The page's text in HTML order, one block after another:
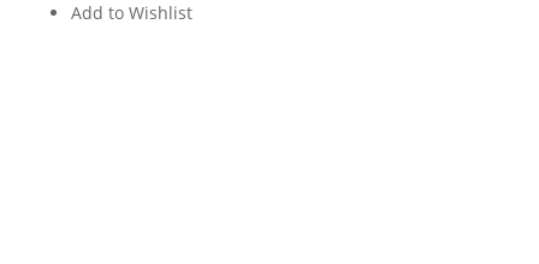
Add to Wishlist